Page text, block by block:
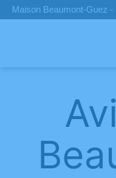
Maison Beaumont-Guez